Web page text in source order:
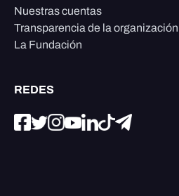
Nuestras cuentas
Transparencia de la organización
La Fundación
REDES